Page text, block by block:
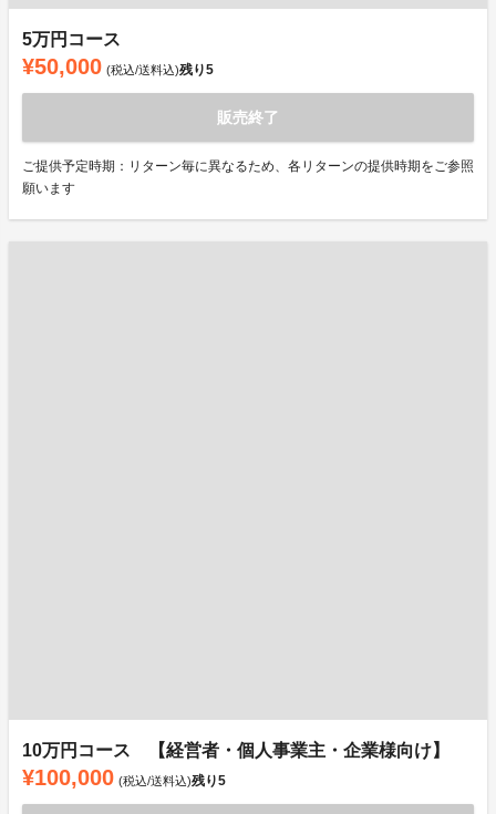
5万円コース
¥50,000 (税込/送料込)残り5
販売終了
ご提供予定時期：リターン毎に異なるため、各リターンの提供時期をご参照
願います
10万円コース 【経営者・個人事業主・企業様向け】
¥100,000 (税込/送料込)残り5